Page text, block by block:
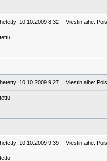
10.10.2009 8:32 Viestin aihe:
10.10.2009 9:27 Viestin aihe:
10.10.2009 9:39 Viestin aihe: